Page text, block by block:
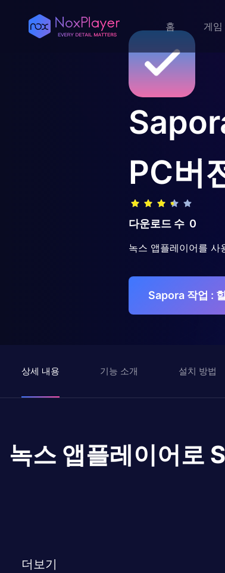
홈 게임
PC버
다운로드 수 0
녹스 앱플레이어를 사
Sapora 작업 :
상세 내용 기능 소개 설치 방법
녹스 앱플레이어로
더보기